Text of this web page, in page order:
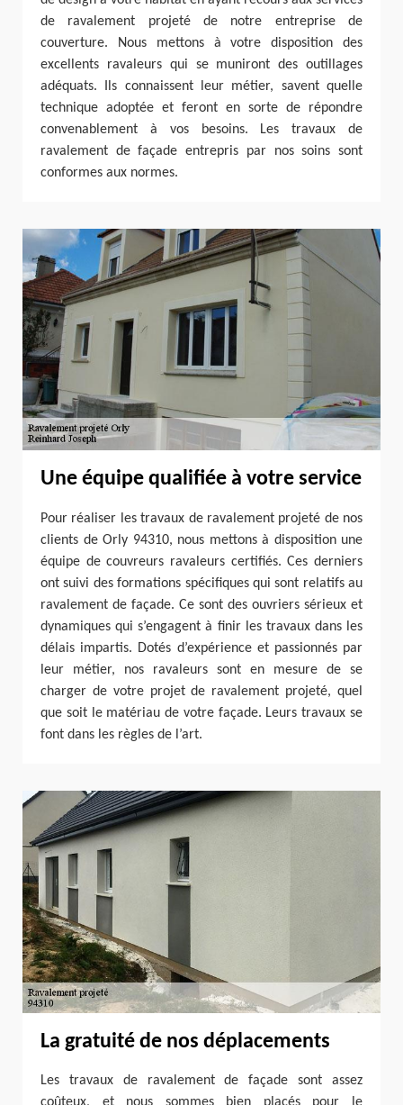
de ravalement projeté de notre entreprise de
couverture. Nous mettons à votre disposition des
excellents ravaleurs qui se muniront des outillages
adéquats. Ils connaissent leur métier, savent quelle
technique adoptée et feront en sorte de répondre
convenablement à vos besoins. Les travaux de
ravalement de façade entrepris par nos soins sont
conformes aux normes.
Une équipe qualifiée à votre service
Pour réaliser les travaux de ravalement projeté de nos
clients de Orly 94310, nous mettons à disposition une
équipe de couvreurs ravaleurs certifiés. Ces derniers
ont suivi des formations spécifiques qui sont relatifs au
ravalement de façade. Ce sont des ouvriers sérieux et
dynamiques qui s’engagent à finir les travaux dans les
délais impartis. Dotés d’expérience et passionnés par
leur métier, nos ravaleurs sont en mesure de se
charger de votre projet de ravalement projeté, quel
que soit le matériau de votre façade. Leurs travaux se
font dans les règles de l’art.
La gratuité de nos déplacements
Les travaux de ravalement de façade sont assez